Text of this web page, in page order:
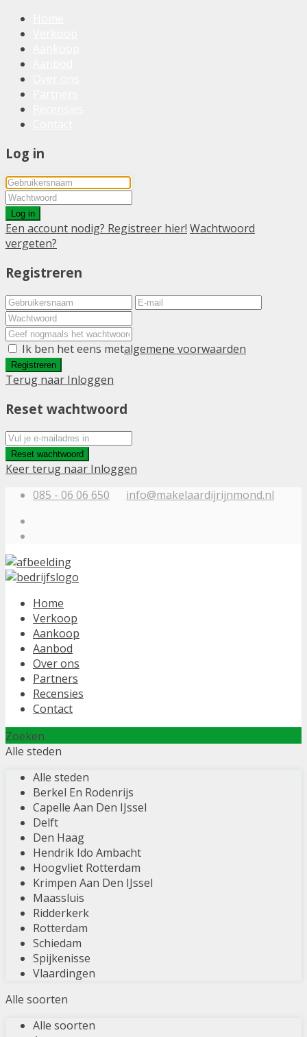
Log in
Log in
Een account nodig? Registreer hier! Wachtwoord
vergeten?
Registreren
Ik ben het eens metalgemene voorwaarden
Registreren
Terug naar Inloggen
Reset wachtwoord
Reset wachtwoord
Keer terug naar Inloggen
085 - 06 06 650
info@makelaardijrijnmond.nl
Home
Verkoop
Aankoop
Aanbod
Over ons
Partners
Recensies
Contact
Zoeken
Alle steden
Alle steden
Berkel En Rodenrijs
Capelle Aan Den IJssel
Delft
Den Haag
Hendrik Ido Ambacht
Hoogvliet Rotterdam
Krimpen Aan Den IJssel
Maassluis
Ridderkerk
Rotterdam
Schiedam
Spijkenisse
Vlaardingen
Alle soorten
Alle soorten